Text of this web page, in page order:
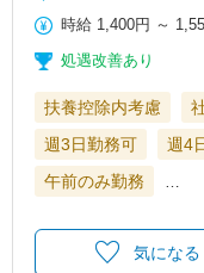
時給 1,400円 ～
処遇改善あり
扶養控除内考慮
週3日勤務可
週4
午前のみ勤務
…
気になる